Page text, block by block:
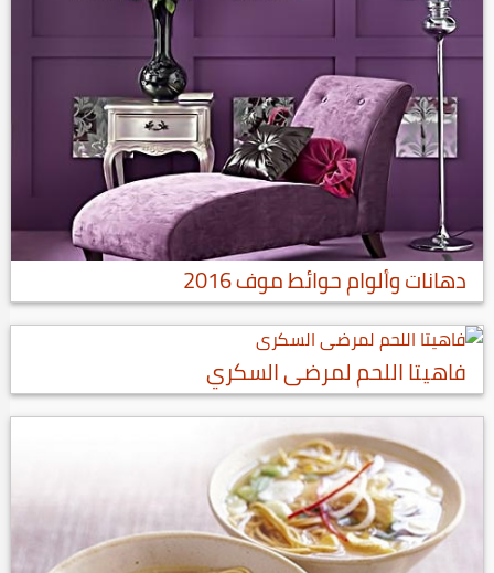
دهانات وألوام حوائط موف 2016
فاهيتا اللحم لمرضى السكري